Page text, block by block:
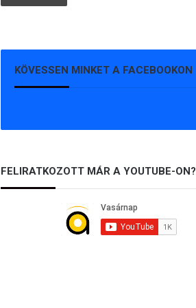
KÖVESSEN MINKET A FACEBOOKON
FELIRATKOZOTT MÁR A YOUTUBE-ON?